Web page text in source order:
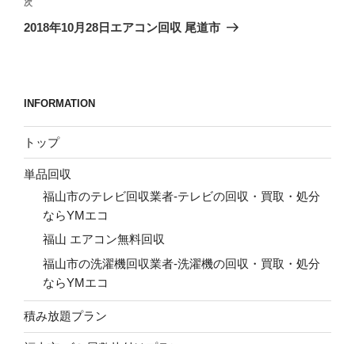
ゲ
ン
次
の
次
2018年10月28日エアコン回収 尾道市
INFORMATION
トップ
単品回収
福山市のテレビ回収業者-テレビの回収・買取・処分
ならYMエコ
福山 エアコン無料回収
福山市の洗濯機回収業者-洗濯機の回収・買取・処分
ならYMエコ
積み放題プラン